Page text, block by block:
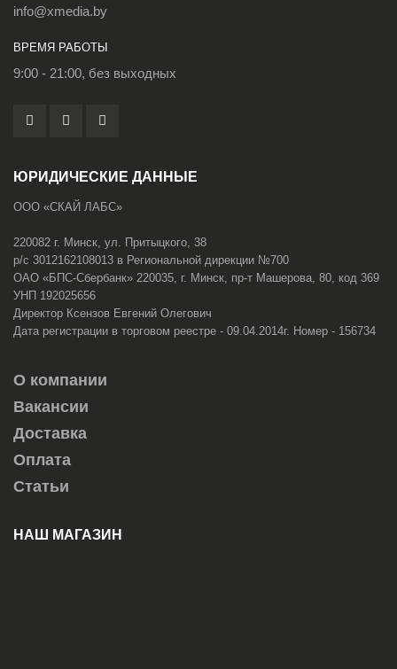
info@xmedia.by
ВРЕМЯ РАБОТЫ
9:00 - 21:00, без выходных
ЮРИДИЧЕСКИЕ ДАННЫЕ
ООО «СКАЙ ЛАБС»
220082 г. Минск, ул. Притыцкого, 38
р/с 3012162108013 в Региональной дирекции №700
ОАО «БПС-Сбербанк» 220035, г. Минск, пр-т Машерова, 80, код 369
УНП 192025656
Директор Ксензов Евгений Олегович
Дата регистрации в торговом реестре - 09.04.2014г. Номер - 156734
О компании
Вакансии
Доставка
Оплата
Статьи
НАШ МАГАЗИН